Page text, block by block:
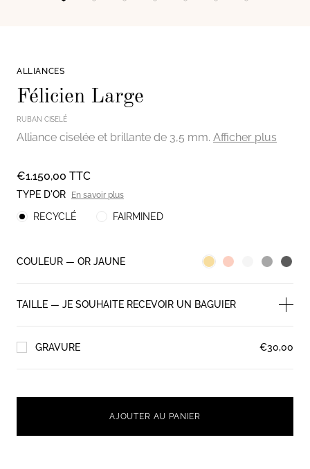
ALLIANCES
Félicien Large
RUBAN CISELÉ
Alliance ciselée et brillante de 3,5 mm. Afficher plus
PRIX :
€1.150,00 TTC
TYPE D'OR En savoir plus
RECYCLÉ FAIRMINED
COULEUR — OR JAUNE OR JAUNE
OR ROSEOR BLANC
OR GRIS
TAILLE — JE SOUHAITE RECEVOIR UN BAGUIER
59
61
GRAVURE €30,00